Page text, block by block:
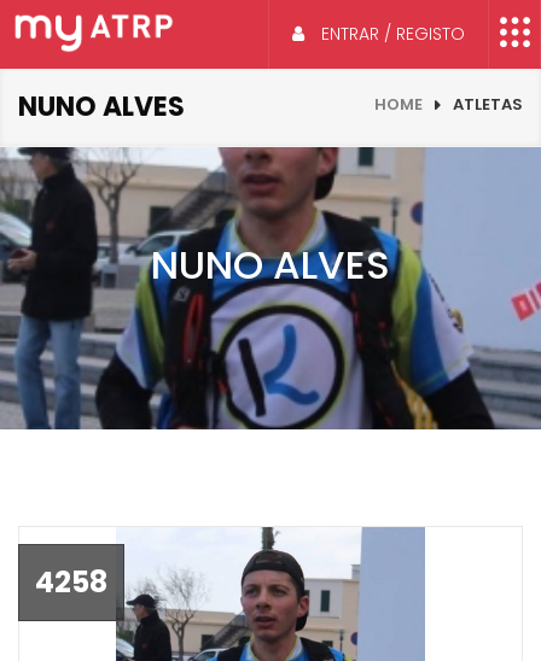
ENTRAR / REGISTO
NUNO ALVES HOME ATLETAS
NUNO ALVES
4258